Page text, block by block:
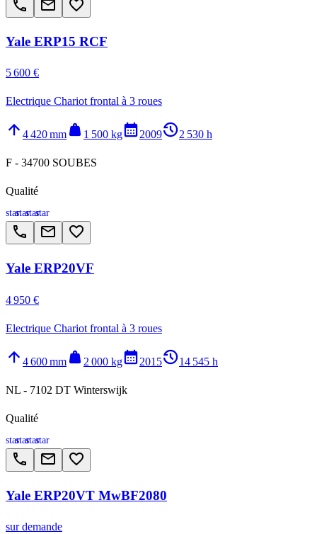
call email favorite_border
Yale ERP15 RCF
5 600 €
Electrique Chariot frontal à 3 roues
arrow_upward 4 420 mm weight 1 500 kgcalendar_month2009history_22 530 h
F - 34700 SOUBES
Qualité
starstarstarstar
call email favorite_border
Yale ERP20VF
4 950 €
Electrique Chariot frontal à 3 roues
arrow_upward 4 600 mm weight 2 000 kgcalendar_month2015history_214 545 h
NL - 7102 DT Winterswijk
Qualité
starstarstarstar
call email favorite_border
Yale ERP20VT MwBF2080
sur demande